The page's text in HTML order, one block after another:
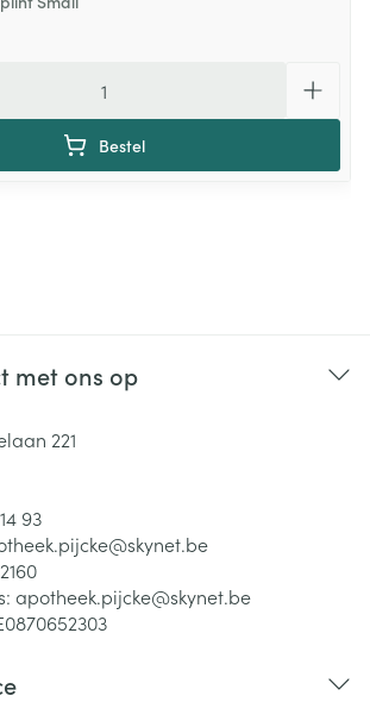
Bestel
met ons op
221
93
skynet.be
apotheek.pijcke@skynet.be